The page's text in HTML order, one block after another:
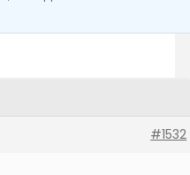
#1532